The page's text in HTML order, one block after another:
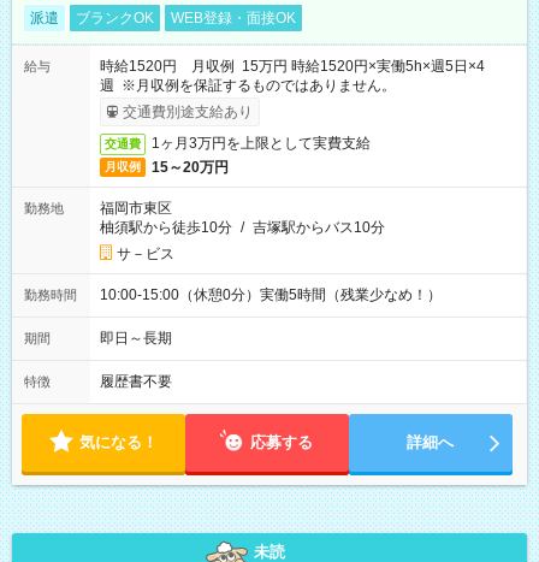
派遣 ブランクOK WEB登録・面接OK
給与
時給1520円 月収例 15万円 時給1520円×実働5h×週5日×4
週 ※月収例を保証するものではありません。
交通費別途支給あり
交通費 1ヶ月3万円を上限として実費支給
月収例 15～20万円
勤務地
福岡市東区
柚須駅から徒歩10分 / 吉塚駅からバス10分
サ－ビス
勤務時間 10:00-15:00（休憩0分）実働5時間（残業少なめ！）
期間 即日～長期
特徴 履歴書不要
気になる！ 応募する 詳細へ
未読